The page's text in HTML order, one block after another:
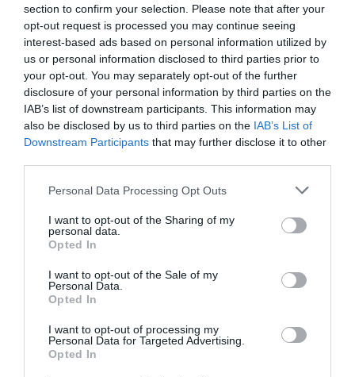
section to confirm your selection. Please note that after your
opt-out request is processed you may continue seeing
interest-based ads based on personal information utilized by
us or personal information disclosed to third parties prior to
your opt-out. You may separately opt-out of the further
disclosure of your personal information by third parties on the
IAB’s list of downstream participants. This information may
also be disclosed by us to third parties on the IAB’s List of
Downstream Participants that may further disclose it to other
Please note that this website/app uses one or more Google
not limited to your visit or usage behaviour. You may click to
grant or deny consent to Google and its third-party tags to
use your data for below specified purposes in below Google
consent section.
Personal Data Processing Opt Outs
I want to opt-out of the Sharing of my
personal data.
Opted In
I want to opt-out of the Sale of my
Personal Data.
Opted In
I want to opt-out of processing my
Personal Data for Targeted Advertising.
Opted In
Debrecen – Szolnoki Dózsa (elhalasztva)
UVSE Hunguest Hotels - A-Híd VasasPlaket
Honvéd – Tatabánya
Metalcom Szentes - PVSK Mecsek Füszért
Viaagriasport.hu)
A Magyar Kupa ötödik helyezettjei lettek az
egri vízilabdás lányok
Ne maradjon le a legfrissebb hírekről, kövessen